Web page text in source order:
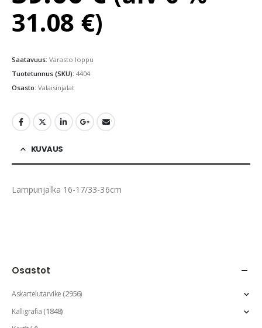
31.08 €)
Saatavuus: Varasto loppu
Tuotetunnus (SKU): 4404
Osasto: Valaisinjalat
KUVAUS
Lampunjalka 16-17/33-36cm
Osastot
Askartelutarvike(2956)
Kalligrafia(1848)